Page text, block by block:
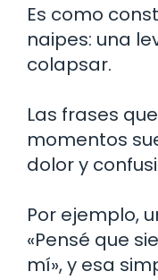
Es como
naipes: una
colapsar.
Las frases
momentos
dolor y
Por ejemplo,
«Pensé que
mí», y esa